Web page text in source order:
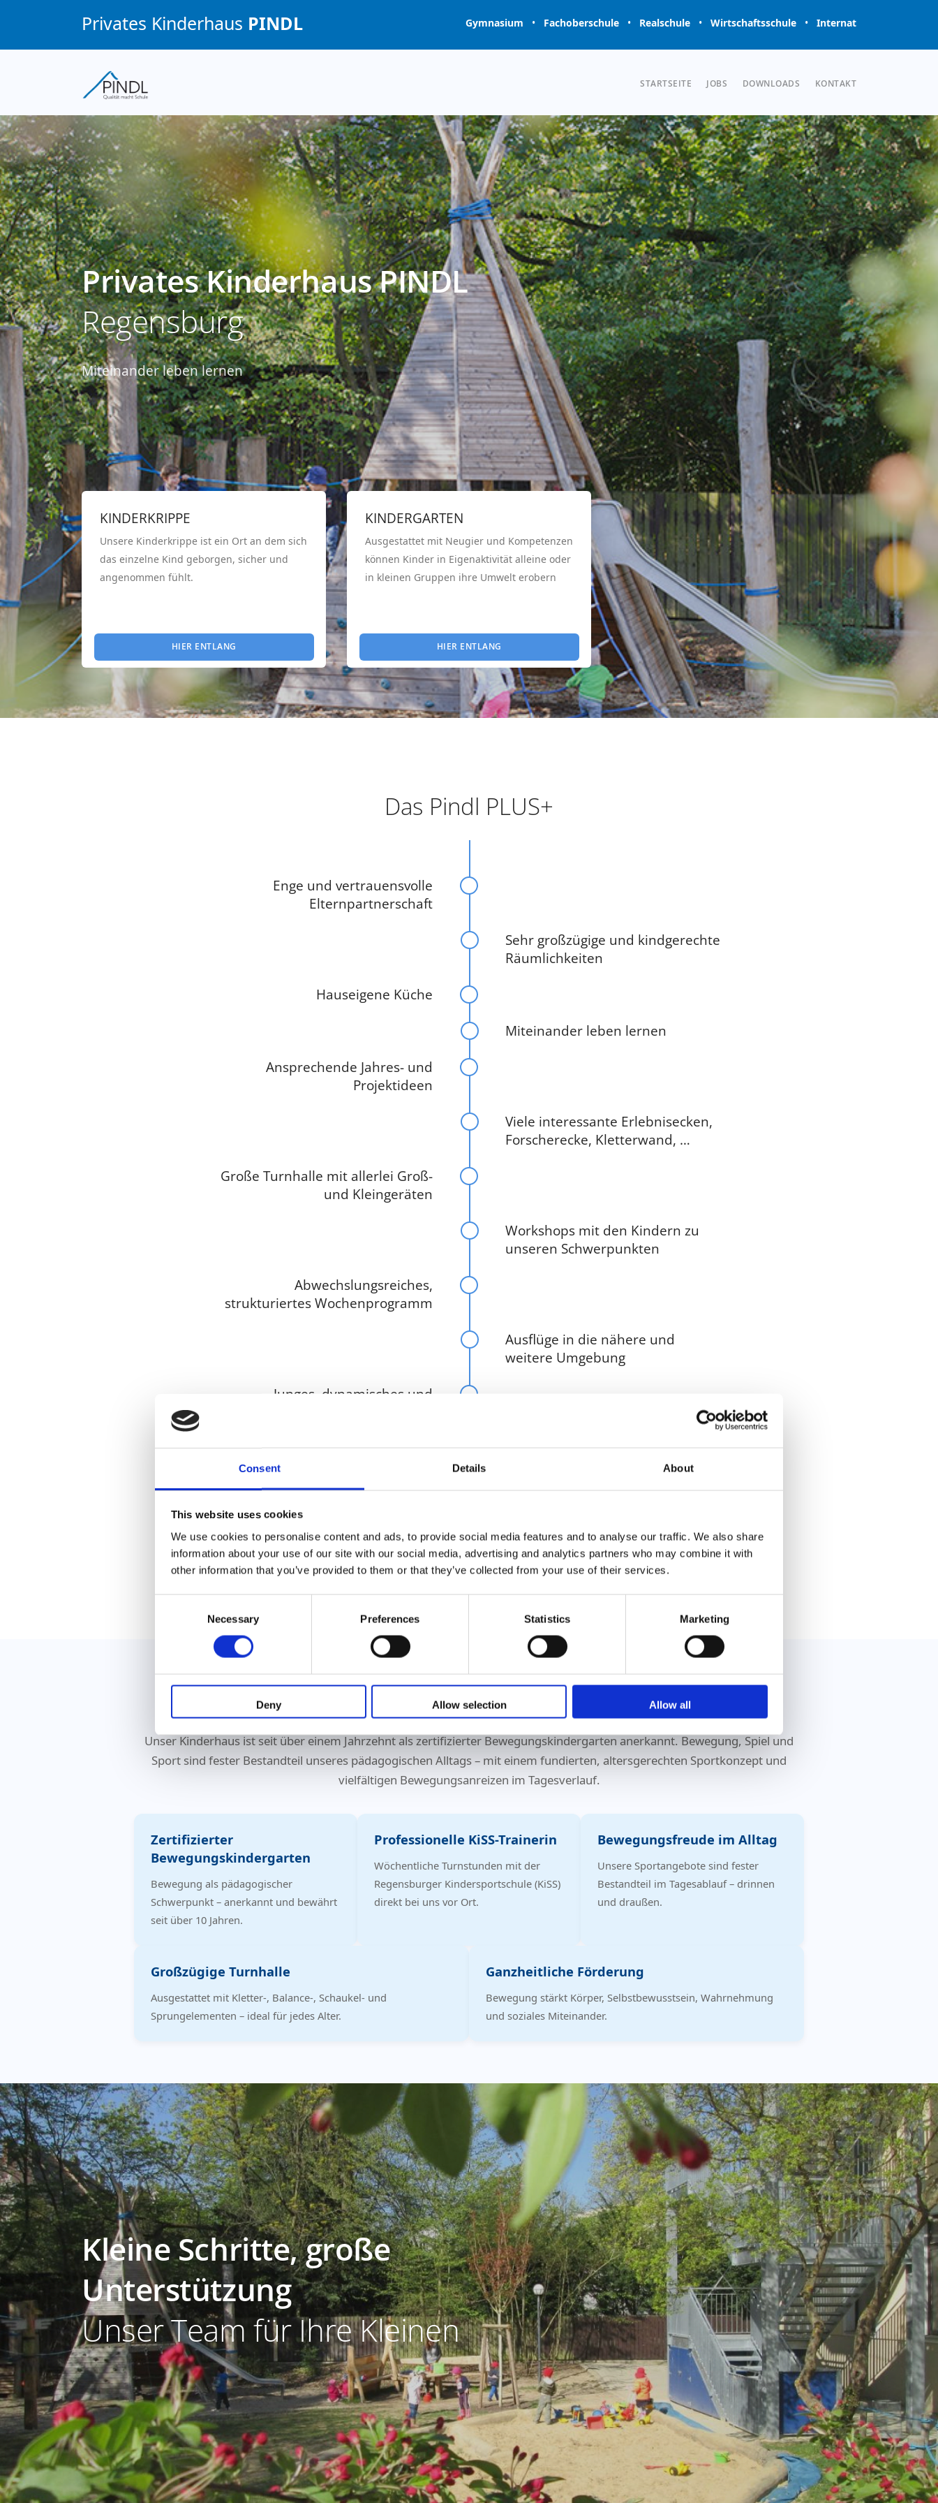
Consent Details About
This website uses cookies
We use cookies to personalise content and ads, to provide social media features and to analyse our traffic. We also share
information about your use of our site with our social media, advertising and analytics partners who may combine it with
other information that you’ve provided to them or that they’ve collected from your use of their services.
Necessary Preferences Statistics Marketing
Deny Allow selection Allow all
Privates Kinderhaus PINDL Gymnasium • Fachoberschule • Realschule • Wirtschaftsschule • Internat
STARTSEITE JOBS DOWNLOADS KONTAKT
Privates Kinderhaus PINDL
Regensburg
Miteinander leben lernen
KINDERKRIPPE
Unsere Kinderkrippe ist ein Ort an dem sich
das einzelne Kind geborgen, sicher und
angenommen fühlt.
HIER ENTLANG
KINDERGARTEN
Ausgestattet mit Neugier und Kompetenzen
können Kinder in Eigenaktivität alleine oder
in kleinen Gruppen ihre Umwelt erobern
HIER ENTLANG
Das Pindl PLUS+
Enge und vertrauensvolle
Elternpartnerschaft
Sehr großzügige und kindgerechte
Räumlichkeiten
Hauseigene Küche
Miteinander leben lernen
Ansprechende Jahres- und
Projektideen
Viele interessante Erlebnisecken,
Forscherecke, Kletterwand, …
Große Turnhalle mit allerlei Groß-
und Kleingeräten
Workshops mit den Kindern zu
unseren Schwerpunkten
Abwechslungsreiches,
strukturiertes Wochenprogramm
Ausflüge in die nähere und
weitere Umgebung
Junges, dynamisches und
Kita.Digital
Eigener Garten vor Ort mit
Bewegung macht stark – körperlich und sozial
Unser Kinderhaus ist seit über einem Jahrzehnt als zertifizierter Bewegungskindergarten anerkannt. Bewegung, Spiel und
Sport sind fester Bestandteil unseres pädagogischen Alltags – mit einem fundierten, altersgerechten Sportkonzept und
vielfältigen Bewegungsanreizen im Tagesverlauf.
Zertifizierter
Bewegungskindergarten
Bewegung als pädagogischer
Schwerpunkt – anerkannt und bewährt
seit über 10 Jahren.
Professionelle KiSS-Trainerin
Wöchentliche Turnstunden mit der
Regensburger Kindersportschule (KiSS)
direkt bei uns vor Ort.
Bewegungsfreude im Alltag
Unsere Sportangebote sind fester
Bestandteil im Tagesablauf – drinnen
und draußen.
Großzügige Turnhalle
Ausgestattet mit Kletter-, Balance-, Schaukel- und
Sprungelementen – ideal für jedes Alter.
Ganzheitliche Förderung
Bewegung stärkt Körper, Selbstbewusstsein, Wahrnehmung
und soziales Miteinander.
Kleine Schritte, große
Unterstützung
Unser Team für Ihre Kleinen